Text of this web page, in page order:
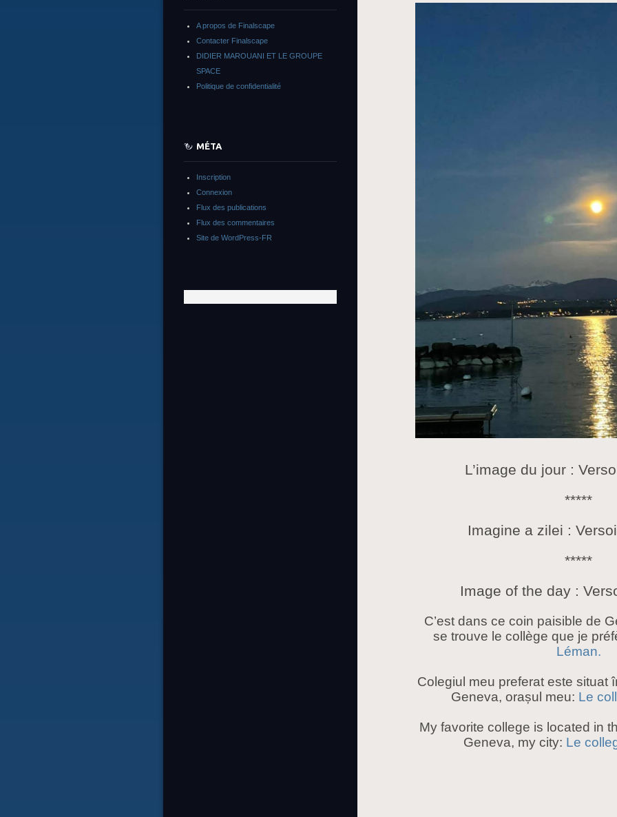
L’image du jour :
*****
Imagine a zilei :
*****
Image of the day :
C’est dans ce coin paisible de
se trouve le collège que je
Léman.
Colegiul meu preferat este situat
Geneva, orașul meu: Le
My favorite college is located in
Geneva, my city: Le
A propos de Finalscape
Contacter Finalscape
DIDIER MAROUANI ET LE GROUPE
SPACE
Politique de confidentialité
MÉTA
Inscription
Connexion
Flux des publications
Flux des commentaires
Site de WordPress-FR